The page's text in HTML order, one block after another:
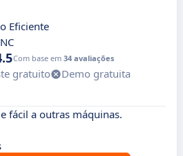
Eficiente
Com base em 34 avaliações
gratuito
Demo gratuita
fácil a outras máquinas.